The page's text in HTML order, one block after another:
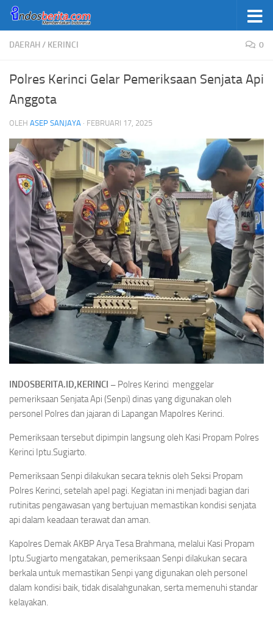
Skip to content
DAERAH/ KERINCI 0
Polres Kerinci Gelar Pemeriksaan Senjata Api
Anggota
OLEH ASEP SANJAYA · FEBRUARI 17, 2025
INDOSBERITA.ID,KERINCI – Polres Kerinci menggelar
pemeriksaan Senjata Api (Senpi) dinas yang digunakan oleh
personel Polres dan jajaran di Lapangan Mapolres Kerinci.
Pemeriksaan tersebut dipimpin langsung oleh Kasi Propam Polres
Kerinci Iptu.Sugiarto.
Pemeriksaan Senpi dilakukan secara teknis oleh Seksi Propam
Polres Kerinci, setelah apel pagi. Kegiatan ini menjadi bagian dari
rutinitas pengawasan yang bertujuan memastikan kondisi senjata
api dalam keadaan terawat dan aman.
Kapolres Demak AKBP Arya Tesa Brahmana, melalui Kasi Propam
Iptu.Sugiarto mengatakan, pemeriksaan Senpi dilakukan secara
berkala untuk memastikan Senpi yang digunakan oleh personel
dalam kondisi baik, tidak disalahgunakan, serta memenuhi standar
kelayakan.